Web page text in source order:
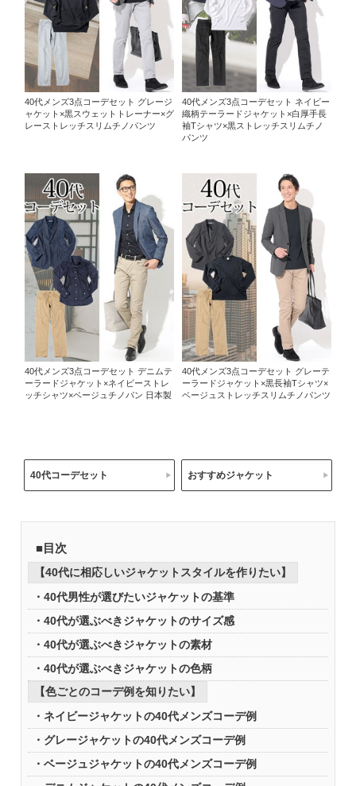
40代メンズ3点コーデセット グレージ
ャケット×黒スウェットトレーナー×グ
レーストレッチスリムチノパンツ
40代メンズ3点コーデセット ネイビー
織柄テーラードジャケット×白厚手長
袖Tシャツ×黒ストレッチスリムチノ
パンツ
40代メンズ3点コーデセット デニムテ
ーラードジャケット×ネイビーストレ
ッチシャツ×ベージュチノパン 日本製
40代メンズ3点コーデセット グレーテ
ーラードジャケット×黒長袖Tシャツ×
ベージュストレッチスリムチノパンツ
40代コーデセット おすすめジャケット
■目次
【40代に相応しいジャケットスタイルを作りたい】
40代男性が選びたいジャケットの基準
40代が選ぶべきジャケットのサイズ感
40代が選ぶべきジャケットの素材
40代が選ぶべきジャケットの色柄
【色ごとのコーデ例を知りたい】
ネイビージャケットの40代メンズコーデ例
グレージャケットの40代メンズコーデ例
ベージュジャケットの40代メンズコーデ例